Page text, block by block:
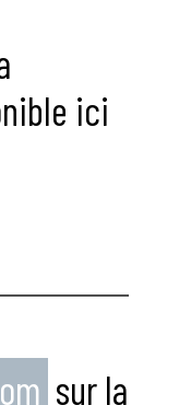
ici
sur la